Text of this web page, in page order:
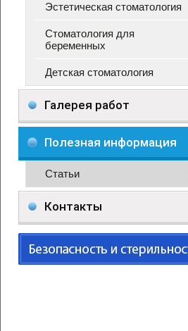
Эстетическая стоматология
Стоматология для
беременных
Детская стоматология
Галерея работ
Полезная информация
Статьи
Контакты